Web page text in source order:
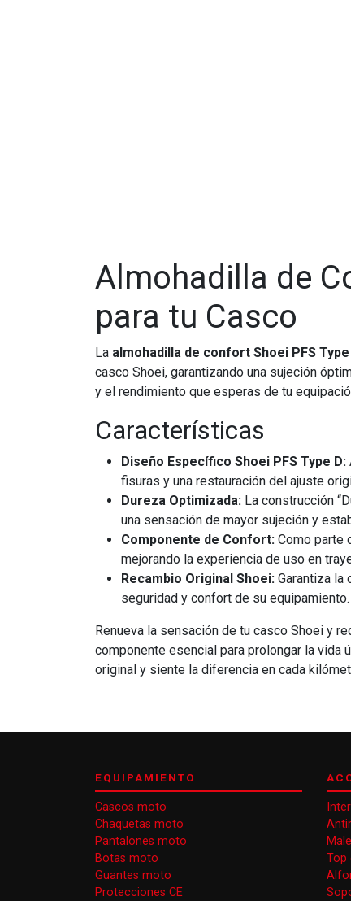
Almohadilla de
para tu Casco
La almohadilla de confort Shoei PFS
casco Shoei, garantizando una sujeción
y el rendimiento que esperas de tu
Características
Diseño Específico Shoei PFS Type D:
fisuras y una restauración del ajuste
Dureza Optimizada: La construcción
una sensación de mayor sujeción y
Componente de Confort: Como parte
mejorando la experiencia de uso en
Recambio Original Shoei: Garantiza la
seguridad y confort de su equipamiento.
Renueva la sensación de tu casco Shoei y
componente esencial para prolongar la vida
original y siente la diferencia en cada
EQUIPAMIENTO
Cascos moto
Chaquetas moto
Pantalones moto
Botas moto
Guantes moto
Protecciones CE
Top